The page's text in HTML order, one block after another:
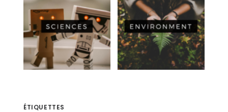
ÉTIQUETTES